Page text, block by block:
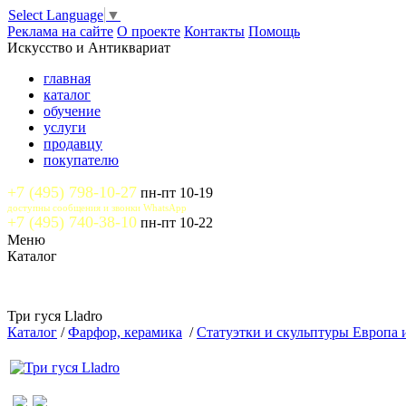
Select Language ▼
Реклама на сайте О проекте Контакты Помощь
Искусство и Антиквариат
главная
каталог
обучение
услуги
продавцу
покупателю
+7 (495) 798-10-27 пн-пт 10-19
доступны сообщения и звонки WhatsApp
+7 (495) 740-38-10 пн-пт 10-22
Меню
Каталог
Три гуся Lladro
Каталог /Фарфор, керамика /Статуэтки и скульптуры Европа